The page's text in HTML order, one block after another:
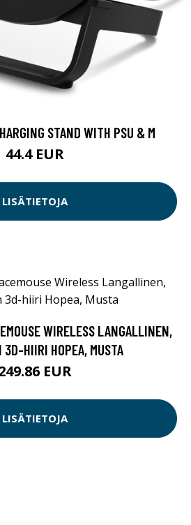
STAND WITH PSU & M
44.4 EUR
LISÄTIETOJA
WIRELESS LANGALLINEN,
3D-HIIRI HOPEA, MUSTA
EUR
LISÄTIETOJA